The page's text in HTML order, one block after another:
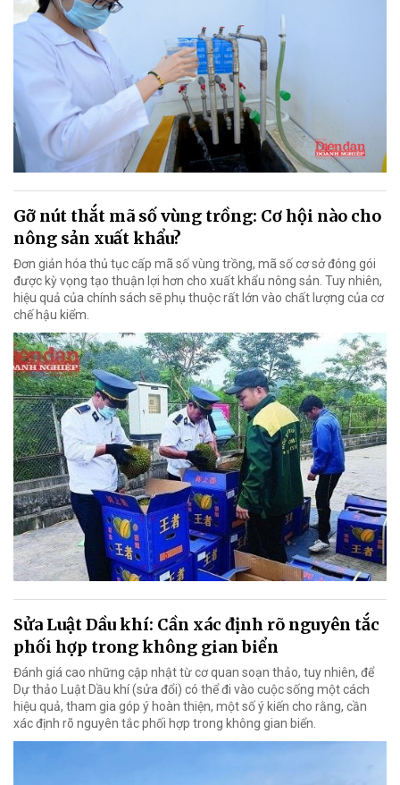
Gỡ nút thắt mã số vùng trồng: Cơ hội nào cho
nông sản xuất khẩu?
Đơn giản hóa thủ tục cấp mã số vùng trồng, mã số cơ sở đóng gói
được kỳ vọng tạo thuận lợi hơn cho xuất khẩu nông sản. Tuy nhiên,
hiệu quả của chính sách sẽ phụ thuộc rất lớn vào chất lượng của cơ
chế hậu kiểm.
Sửa Luật Dầu khí: Cần xác định rõ nguyên tắc
phối hợp trong không gian biển
Đánh giá cao những cập nhật từ cơ quan soạn thảo, tuy nhiên, để
Dự thảo Luật Dầu khí (sửa đổi) có thể đi vào cuộc sống một cách
hiệu quả, tham gia góp ý hoàn thiện, một số ý kiến cho rằng, cần
xác định rõ nguyên tắc phối hợp trong không gian biển.